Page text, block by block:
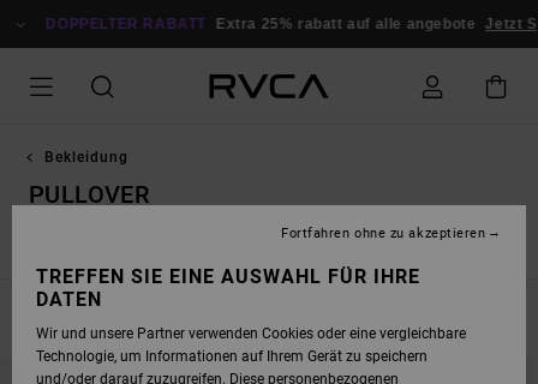
ZUR
DOPPELTER RABATT Extra 25% rabatt auf alle angebote Jetzt
Bekleidung
PULLOVER
DIREKT
ÜBERSPRINGEN
TREFFEN SIE EINE AUSWAHL FÜR IHRE
DATEN
Wir und unsere Partner verwenden Cookies oder eine vergleichbare
Technologie, um Informationen auf Ihrem Gerät zu speichern
und/oder darauf zuzugreifen. Diese personenbezogenen
Fortfahren ohne zu akzeptieren